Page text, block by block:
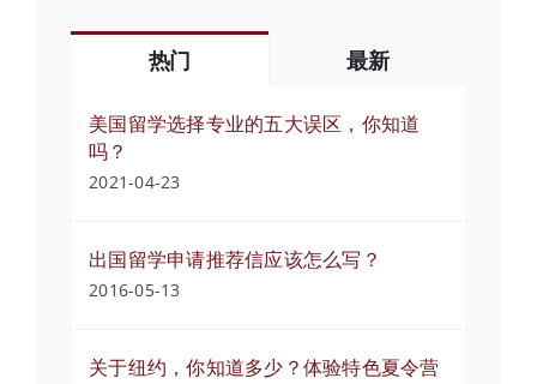
热门 最新
美国留学选择专业的五大误区，你知道
吗？
2021-04-23
出国留学申请推荐信应该怎么写？
2016-05-13
关于纽约，你知道多少？体验特色夏令营